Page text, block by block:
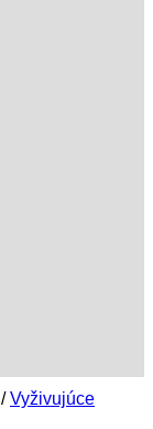
/ Vyživujúce